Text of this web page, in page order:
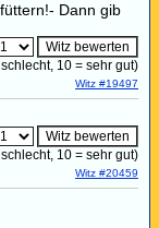
Dann gib
10 = sehr gut)
Witz #19497
10 = sehr gut)
Witz #20459